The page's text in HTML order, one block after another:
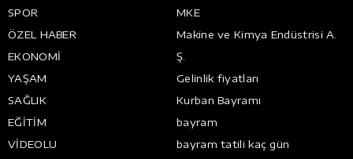
SPOR
ÖZEL HABER
EKONOMİ
YAŞAM
SAĞLIK
EĞİTİM
VİDEOLU
MKE
Makine ve Kimya Endüstrisi A.
Ş.
Gelinlik fiyatları
Kurban Bayramı
bayram
bayram tatili kaç gün